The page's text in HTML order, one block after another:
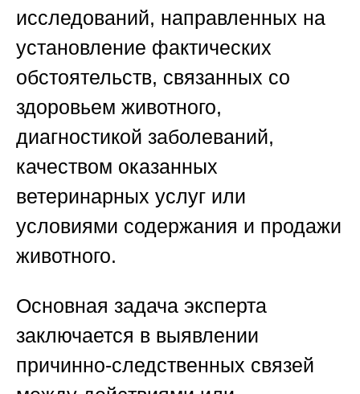
исследований, направленных на
установление фактических
обстоятельств, связанных со
здоровьем животного,
диагностикой заболеваний,
качеством оказанных
ветеринарных услуг или
условиями содержания и продажи
животного.
Основная задача эксперта
заключается в выявлении
причинно-следственных связей